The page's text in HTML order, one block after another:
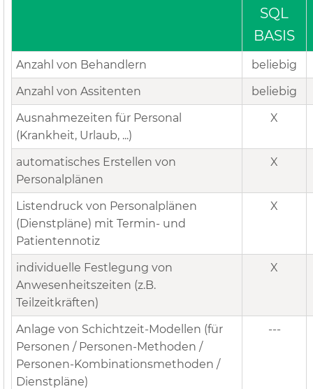
SQL
BASIS
Anzahl von Behandlern
beliebig
Anzahl von Assitenten
beliebig
Ausnahmezeiten für Personal
(Krankheit, Urlaub, ...)
X
automatisches Erstellen von
Personalplänen
X
Listendruck von Personalplänen
(Dienstpläne) mit Termin- und
Patientennotiz
X
individuelle Festlegung von
Anwesenheitszeiten (z.B.
Teilzeitkräften)
X
Anlage von Schichtzeit-Modellen (für
Personen / Personen-Methoden /
Personen-Kombinationsmethoden /
Dienstpläne)
---